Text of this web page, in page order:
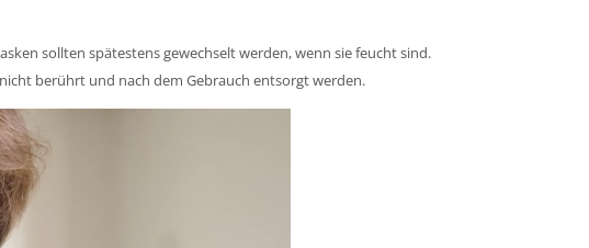
sollten spätestens gewechselt werden, wenn sie feucht sind.
berührt und nach dem Gebrauch entsorgt werden.